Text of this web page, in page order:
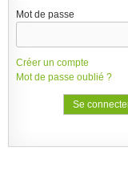
Mot de passe
Créer un compte
Mot de passe oublié ?